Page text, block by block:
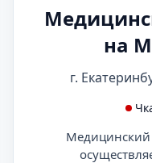
на
г.
Медицинский